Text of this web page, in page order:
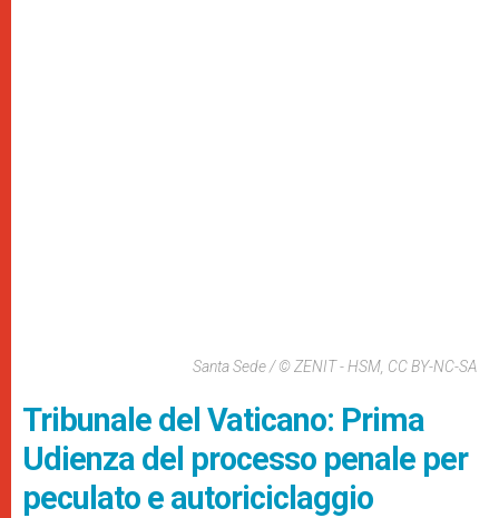
Santa Sede / © ZENIT - HSM, CC BY-NC-SA
Tribunale del Vaticano: Prima
Udienza del processo penale per
peculato e autoriciclaggio